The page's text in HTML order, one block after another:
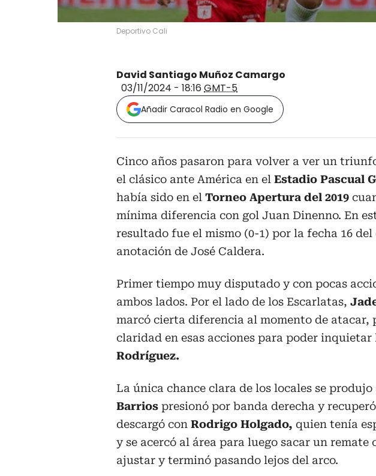
Deportivo Cali
David Santiago Muñoz Camargo
03/11/2024 - 18:16 GMT-5
Añadir Caracol Radio en Google
Cinco años pasaron para volver a ver un
el clásico ante América en el Estadio Pascual
había sido en el Torneo Apertura del 2019
mínima diferencia con gol Juan Dinenno. En
resultado fue el mismo (0-1) por la fecha 16
anotación de José Caldera.
Primer tiempo muy disputado y con pocas
ambos lados. Por el lado de los Escarlatas,
marcó cierta diferencia al momento de atacar,
claridad en esas acciones para poder
Rodríguez.
La única chance clara de los locales se produjo
Barrios presionó por banda derecha y
descargó con Rodrigo Holgado, quien tenía
y se acercó al área para luego sacar un remate
ajustar y terminó pasando lejos del arco.